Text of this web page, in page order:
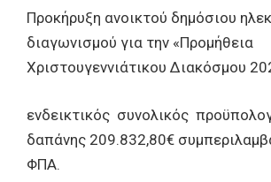
Προκήρυξη ανοικτού δημόσιου
διαγωνισμού για την «Προμήθεια
Χριστουγεννιάτικου Διακόσμου
ενδεικτικός συνολικός
δαπάνης 209.832,80€
ΦΠΑ.